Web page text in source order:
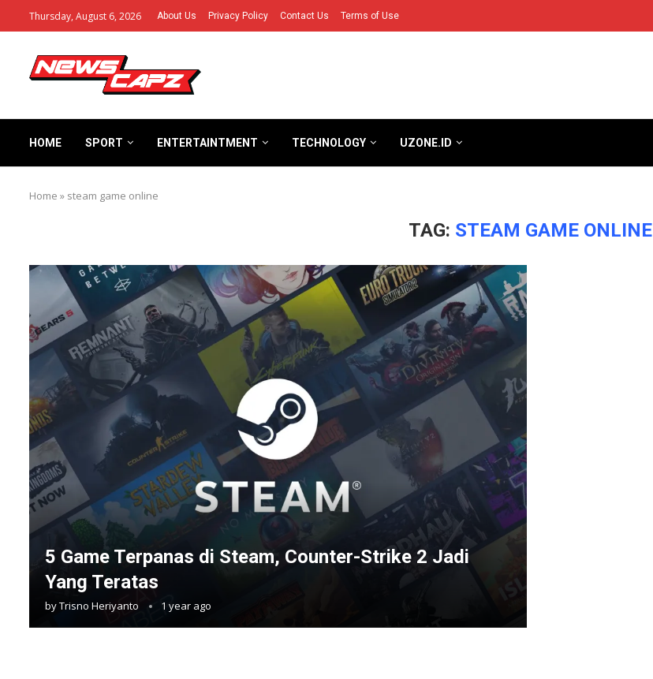
Thursday, August 6, 2026 About Us Privacy Policy Contact Us Terms of Use
HOME SPORT ENTERTAINTMENT TECHNOLOGY UZONE.ID
Home » steam game online
TAG: STEAM GAME ONLINE
5 Game Terpanas di Steam, Counter-Strike 2 Jadi
Yang Teratas
byTrisno Heriyanto 1 year ago